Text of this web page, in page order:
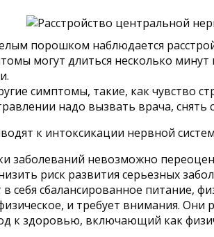
порошком наблюдается
могут длиться несколько
симптомы, такие, как чувство
надо вызвать врача,
к интоксикации нервной
заболеваний невозможно
риск развития серьезных
себя сбалансированное питание,
и требует внимания.
к здоровью, включающий как